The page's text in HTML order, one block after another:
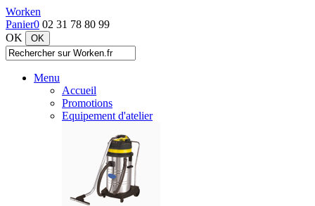
Worken
Panier0 02 31 78 80 99
OK
Menu
Accueil
Promotions
Equipement d'atelier